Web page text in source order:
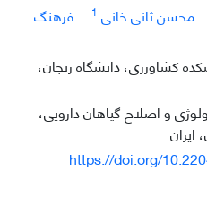
محسن ثانی خانی 1
فرهنگ
کشاورزی، دانشگاه زنجان،
و اصلاح گیاهان دارویی،
ایران
https://doi.org/